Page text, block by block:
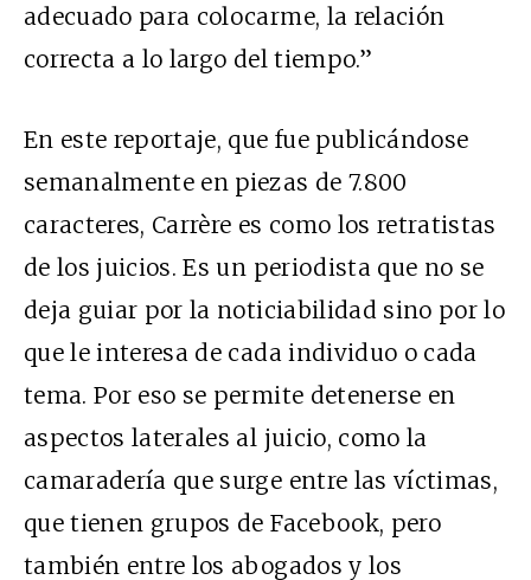
adecuado para colocarme, la relación
correcta a lo largo del tiempo.”
En este reportaje, que fue publicándose
semanalmente en piezas de 7.800
caracteres, Carrère es como los retratistas
de los juicios. Es un periodista que no se
deja guiar por la noticiabilidad sino por lo
que le interesa de cada individuo o cada
tema. Por eso se permite detenerse en
aspectos laterales al juicio, como la
camaradería que surge entre las víctimas,
que tienen grupos de Facebook, pero
también entre los abogados y los